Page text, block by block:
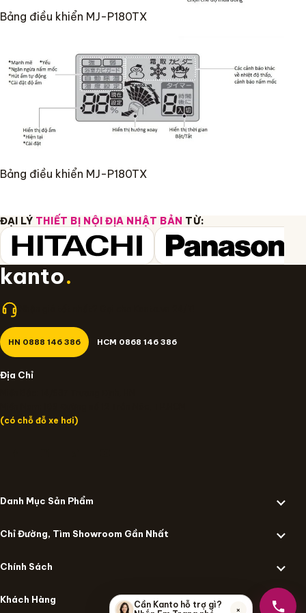
Bảng điều khiển MJ-P180TX
Bảng điều khiển MJ-P180TX
ĐẠI LÝ THIẾT BỊ NỘI ĐỊA NHẬT BẢN TỪ:
kanto.
HN 0888 146 386 HCM 0868 146 386
Địa Chỉ
(có chỗ đỗ xe hơi)
Danh Mục Sản Phẩm
Chỉ Đường, Tìm Showroom Gần Nhất
Chính Sách
Khách Hàng
Cần Kanto hỗ trợ gì?
×